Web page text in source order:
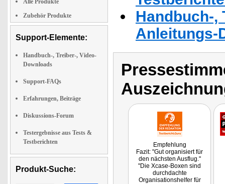
Alle Produkte
Zubehör Produkte
Support-Elemente:
Handbuch-, Treiber-, Video-
Downloads
Support-FAQs
Erfahrungen, Beiträge
Diskussions-Forum
Testergebnisse aus Tests &
Testberichten
Produkt-Suche:
Handbuch-,
Anleitungs-
Empfehlung
Fazit: "Gut organisiert für
den nächsten Ausflug."
"Die Xcase-Boxen sind
durchdachte
Organisationshelfer für